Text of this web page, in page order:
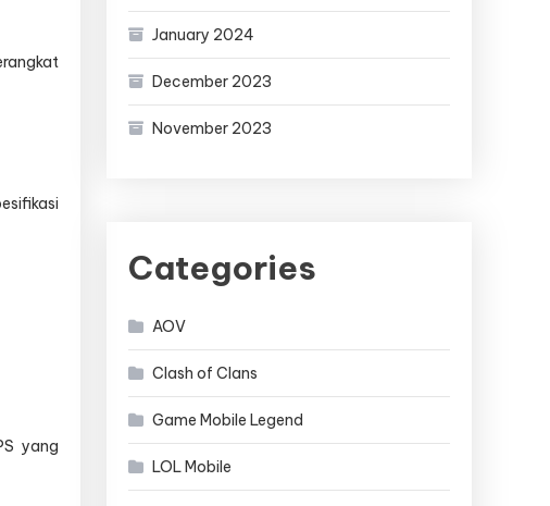
yang
January 2024
December 2023
November 2023
Categories
AOV
Clash of Clans
Game Mobile Legend
LOL Mobile